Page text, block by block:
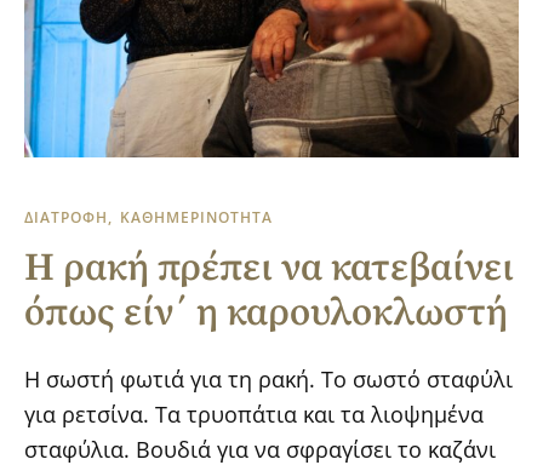
ΔΙΑΤΡΟΦΗ ΚΑΘΗΜΕΡΙΝΟΤΗΤΑ
Η ρακή πρέπει να κατεβαίνει
όπως είν΄ η καρουλοκλωστή
Η σωστή φωτιά για τη ρακή. Το σωστό σταφύλι
για ρετσίνα. Τα τρυοπάτια και τα λιοψημένα
σταφύλια. Βουδιά για να σφραγίσει το καζάνι